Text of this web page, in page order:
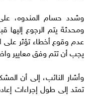
وشدد حسام المندوه،
ومحدثة يتم الرجوع إليها
عدم وقوع أخطاء تؤثر على
يجب أن تتم وفق معايير
وأشار النائب، إلى أن
تمتد إلى طول إجراءات